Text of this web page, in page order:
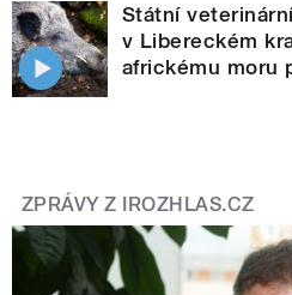
Státní
v Libereckém
africkému moru
ZPRÁVY Z IROZHLAS.CZ